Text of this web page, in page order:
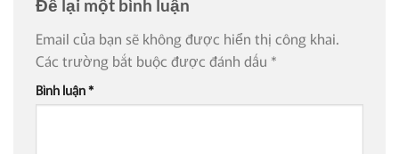
Để lại một bình luận
Email của bạn sẽ không được hiển thị công khai.
Các trường bắt buộc được đánh dấu *
Bình luận*